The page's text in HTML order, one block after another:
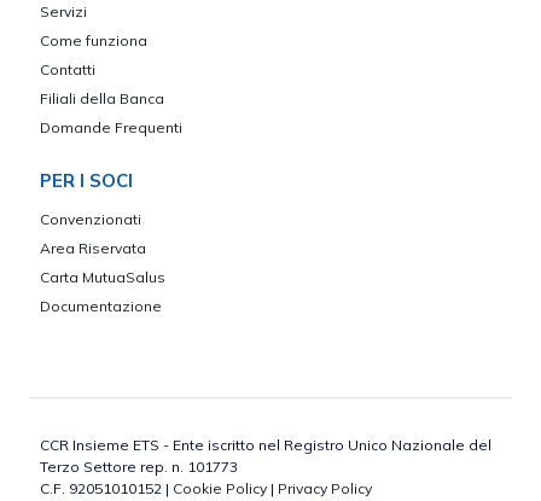
Servizi
Come funziona
Contatti
Filiali della Banca
Domande Frequenti
PER I SOCI
Convenzionati
Area Riservata
Carta MutuaSalus
Documentazione
CCR Insieme ETS - Ente iscritto nel Registro Unico Nazionale del
Terzo Settore rep. n. 101773
C.F. 92051010152 | Cookie Policy | Privacy Policy